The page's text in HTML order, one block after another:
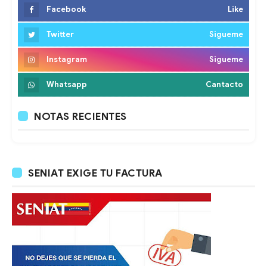
Facebook Like
Twitter Sigueme
Instagram Sigueme
Whatsapp Cantacto
NOTAS RECIENTES
SENIAT EXIGE TU FACTURA